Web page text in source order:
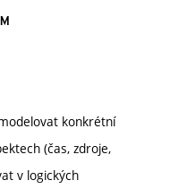
konkrétní
(čas, zdroje,
v logických